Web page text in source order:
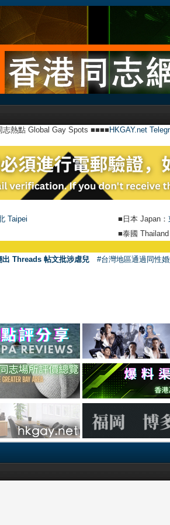
志熱點 Global Gay Spots ■■■■ HKGAY.net
Taipei ■日本 Japan：
■泰國 Thailand
Threads 帖文批涉虐兒 #台灣地區通過同性